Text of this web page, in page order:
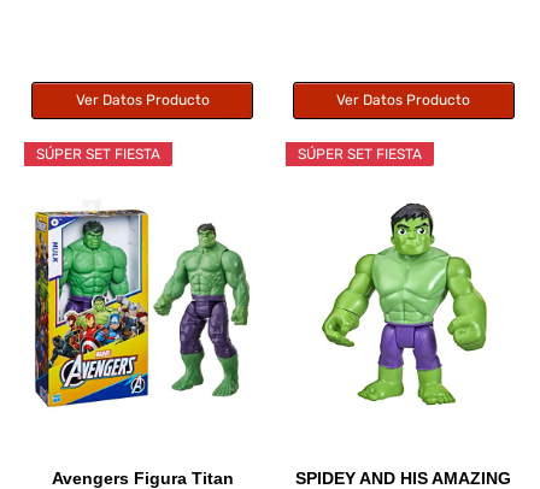
Ver Datos Producto Ver Datos Producto
SÚPER SET FIESTA
Avengers Figura Titan
SÚPER SET FIESTA
SPIDEY AND HIS AMAZING